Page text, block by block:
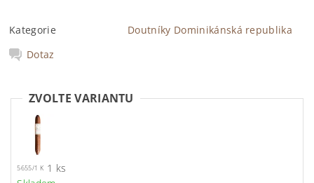
Kategorie
Doutníky Dominikánská republika
Dotaz
ZVOLTE VARIANTU
5655/1 K 1 ks